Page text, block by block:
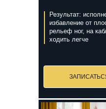
Результат:
избавление от
рельеф ног, на
ходить легче